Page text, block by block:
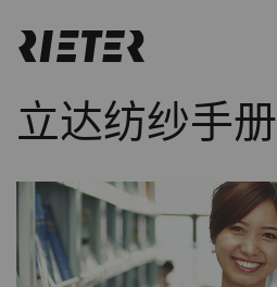
立达纺纱手册